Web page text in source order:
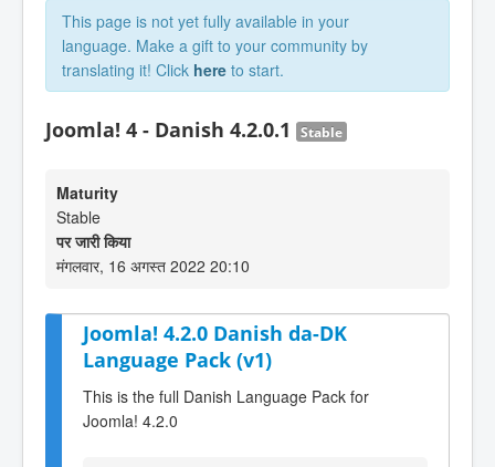
This page is not yet fully available in your
language. Make a gift to your community by
translating it! Click here to start.
Joomla! 4 - Danish 4.2.0.1 Stable
Maturity
Stable
पर जारी किया
मंगलवार, 16 अगस्त 2022 20:10
Joomla! 4.2.0 Danish da-DK
Language Pack (v1)
This is the full Danish Language Pack for
Joomla! 4.2.0